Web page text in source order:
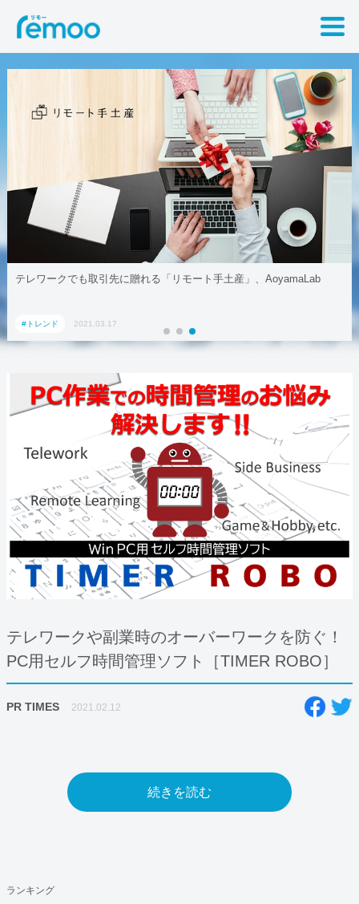
テレワークでも取引先に贈れる「リモート手土産」、AoyamaLab
#トレンド 2021.03.17
テレワークや副業時のオーバーワークを防ぐ！
PC用セルフ時間管理ソフト［TIMER ROBO］
PR TIMES 2021.02.12
続きを読む
ランキング